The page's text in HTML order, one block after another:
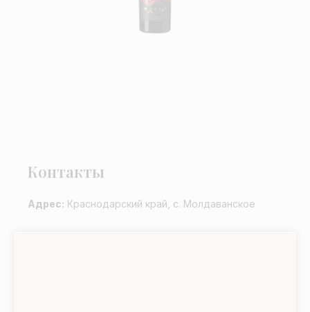
Контакты
Адрес: Краснодарский край, с. Молдаванское